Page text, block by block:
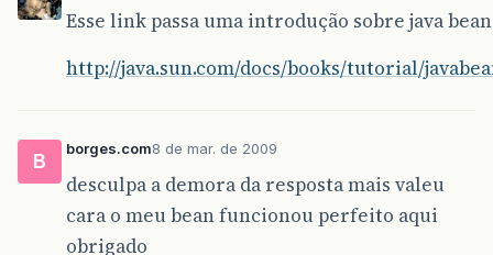
Esse link passa uma introdução sobre java
http://java.sun.com/docs/books/tutorial/
B
borges.com8 de mar. de 2009
desculpa a demora da resposta mais valeu
cara o meu bean funcionou perfeito aqui
obrigado